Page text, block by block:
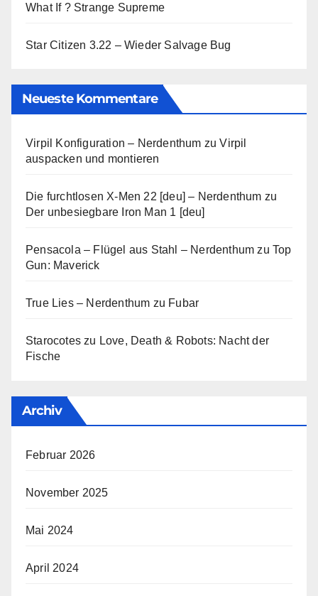
What If ? Strange Supreme
Star Citizen 3.22 – Wieder Salvage Bug
Neueste Kommentare
Virpil Konfiguration – Nerdenthum zuVirpil
auspacken und montieren
Die furchtlosen X-Men 22 [deu] – Nerdenthum zu
Der unbesiegbare Iron Man 1 [deu]
Pensacola – Flügel aus Stahl – Nerdenthum zuTop
Gun: Maverick
True Lies – Nerdenthum zu Fubar
Starocotes zu Love, Death & Robots: Nacht der
Fische
Archiv
Februar 2026
November 2025
Mai 2024
April 2024